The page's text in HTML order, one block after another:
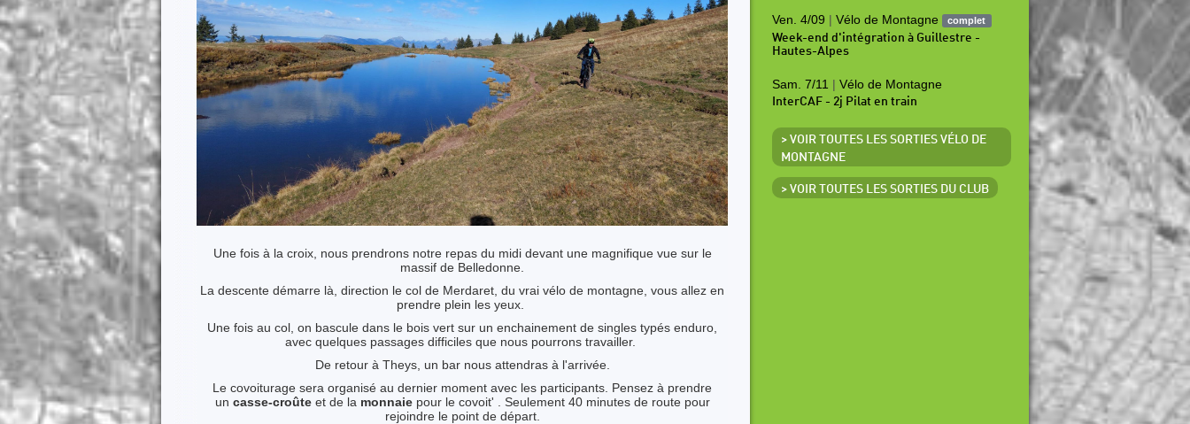
Une fois à la croix, nous prendrons notre repas du midi devant une magnifique vue sur le
massif de Belledonne.
La descente démarre là, direction le col de Merdaret, du vrai vélo de montagne, vous allez en
prendre plein les yeux.
Une fois au col, on bascule dans le bois vert sur un enchainement de singles typés enduro,
avec quelques passages difficiles que nous pourrons travailler.
De retour à Theys, un bar nous attendras à l'arrivée.
Le covoiturage sera organisé au dernier moment avec les participants. Pensez à prendre
un casse-croûteet de la monnaiepour le covoit' . Seulement 40 minutes de route pour
rejoindre le point de départ.
Ven. 4/09 | Vélo de Montagne complet
Week-end d'intégration à Guillestre -
Hautes-Alpes
Sam. 7/11 | Vélo de Montagne
InterCAF - 2j Pilat en train
> VOIR TOUTES LES SORTIES VÉLO DE
MONTAGNE
> VOIR TOUTES LES SORTIES DU CLUB